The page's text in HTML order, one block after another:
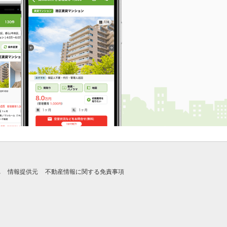
情報提供元 不動産情報に関する免責事項